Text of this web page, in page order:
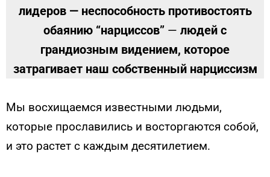
лидеров — неспособность противостоять
обаянию “нарциссов” — людей с
грандиозным видением, которое
затрагивает наш собственный нарциссизм
Мы восхищаемся известными людьми,
которые прославились и восторгаются собой,
и это растет с каждым десятилетием.